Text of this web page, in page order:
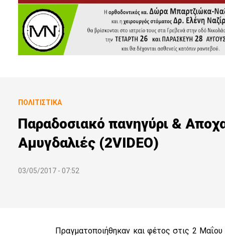
ΠΟΛΙΤΙΣΤΙΚΆ
Παραδοσιακό πανηγύρι &
Αμυγδαλιές (2VIDEO)
03/05/2017 - 07:52
Πραγματοποιήθηκαν και φέτος στις 2